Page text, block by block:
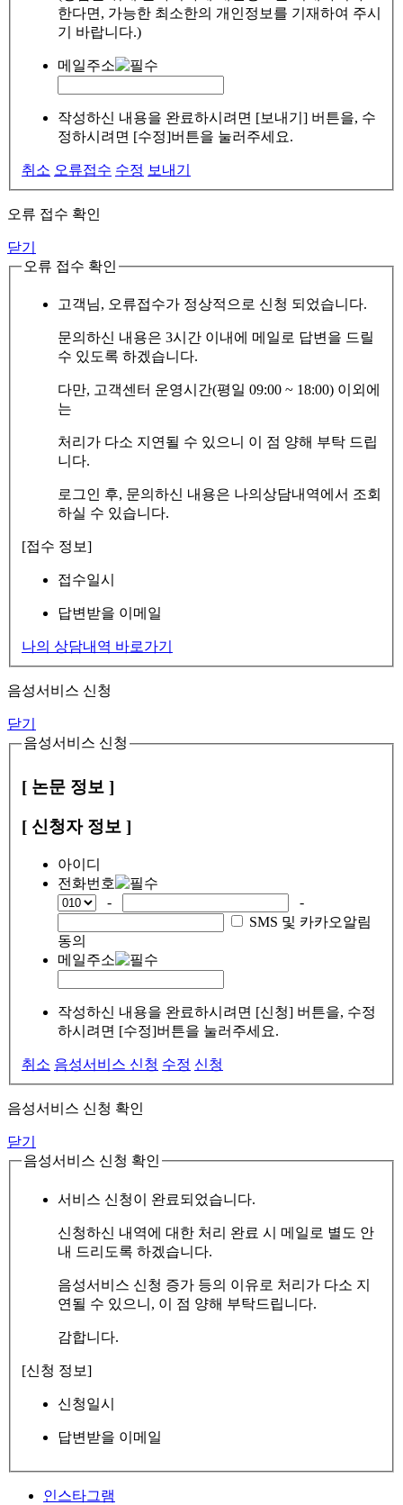
한다면, 가능한 최소한의 개인정보를 기재하여 주시
기 바랍니다.)
메일주소
작성하신 내용을 완료하시려면 [보내기] 버튼을, 수
정하시려면 [수정]버튼을 눌러주세요.
취소 오류접수 수정 보내기
오류 접수 확인
닫기
오류 접수 확인
고객님, 오류접수가 정상적으로 신청 되었습니다.
문의하신 내용은 3시간 이내에 메일로 답변을 드릴
수 있도록 하겠습니다.
다만, 고객센터 운영시간(평일 09:00 ~ 18:00) 이외에
는
처리가 다소 지연될 수 있으니 이 점 양해 부탁 드립
니다.
로그인 후, 문의하신 내용은 나의상담내역에서 조회
하실 수 있습니다.
[접수 정보]
접수일시
답변받을 이메일
나의 상담내역 바로가기
음성서비스 신청
닫기
음성서비스 신청
[ 논문 정보 ]
[ 신청자 정보 ]
아이디
전화번호
-
-
SMS 및 카카오알림
동의
메일주소
작성하신 내용을 완료하시려면 [신청] 버튼을, 수정
하시려면 [수정]버튼을 눌러주세요.
취소 음성서비스 신청 수정 신청
음성서비스 신청 확인
닫기
음성서비스 신청 확인
서비스 신청이 완료되었습니다.
신청하신 내역에 대한 처리 완료 시 메일로 별도 안
내 드리도록 하겠습니다.
음성서비스 신청 증가 등의 이유로 처리가 다소 지
연될 수 있으니, 이 점 양해 부탁드립니다.
감합니다.
[신청 정보]
신청일시
답변받을 이메일
인스타그램